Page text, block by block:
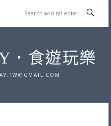
．食遊玩樂